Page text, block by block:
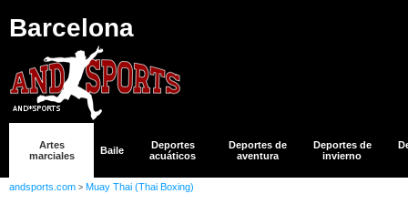
Barcelona
Artes
marciales
Baile
Deportes
acuáticos
Deportes de
aventura
Deportes de
invierno
andsports.com > Muay Thai (Thai Boxing)